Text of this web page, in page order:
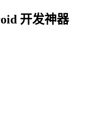
开发神器